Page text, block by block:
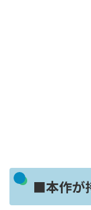
■本作が